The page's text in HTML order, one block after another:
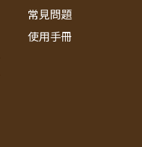
常見問題
使用手冊